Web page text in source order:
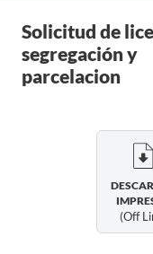
Solicitud de
segregación y
parcelacion
(off